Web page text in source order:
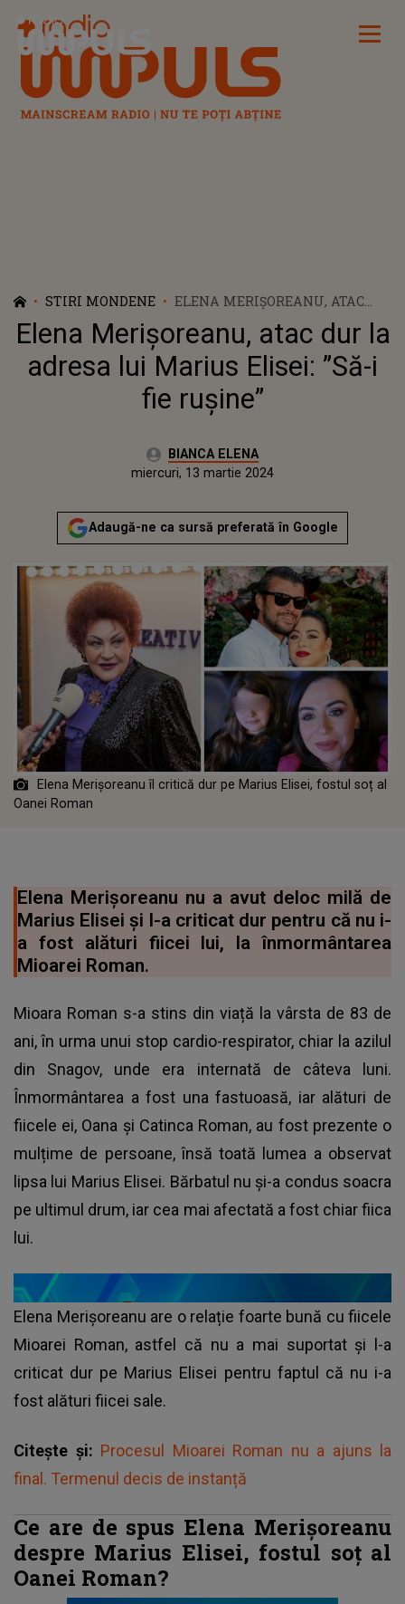
Radio Impuls
STIRI MONDENE
ELENA MERIȘOREANU, ATAC
DUR LA ADRESA LUI MARIUS
ELISEI: ”SĂ-I FIE RUȘINE”
Elena Merișoreanu, atac dur la
adresa lui Marius Elisei: ”Să-i
fie rușine”
Autor:BIANCA ELENA
miercuri, 13 martie 2024Actualizat:
miercuri, 13 martie 2024
Adaugă-ne ca sursă preferată în Google
Elena Merișoreanu îl critică dur pe Marius Elisei, fostul soț al
Oanei Roman
Elena Merișoreanu nu a avut deloc milă de
Marius Elisei și l-a criticat dur pentru că nu i-
a fost alături fiicei lui, la înmormântarea
Mioarei Roman.
Mioara Roman s-a stins din viață la vârsta de 83 de
ani, în urma unui stop cardio-respirator, chiar la azilul
din Snagov, unde era internată de câteva luni.
Înmormântarea a fost una fastuoasă, iar alături de
fiicele ei, Oana și Catinca Roman, au fost prezente o
mulțime de persoane, însă toată lumea a observat
lipsa lui Marius Elisei. Bărbatul nu și-a condus soacra
pe ultimul drum, iar cea mai afectată a fost chiar fiica
lui.
Elena Merișoreanu are o relație foarte bună cu fiicele
Mioarei Roman, astfel că nu a mai suportat și l-a
criticat dur pe Marius Elisei pentru faptul că nu i-a
fost alături fiicei sale.
Citește și: Procesul Mioarei Roman nu a ajuns la
final. Termenul decis de instanță
Ce are de spus Elena Merișoreanu
despre Marius Elisei, fostul soț al
Oanei Roman?